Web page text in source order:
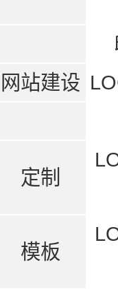
网站建设
定制
模板